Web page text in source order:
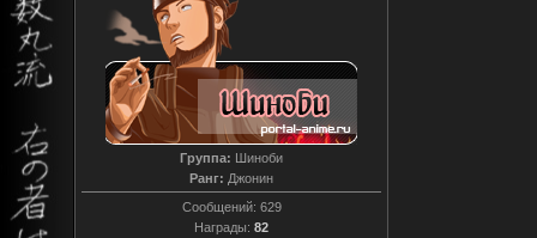
Группа: Шиноби
Ранг: Джонин
Сообщений: 629
Награды: 82